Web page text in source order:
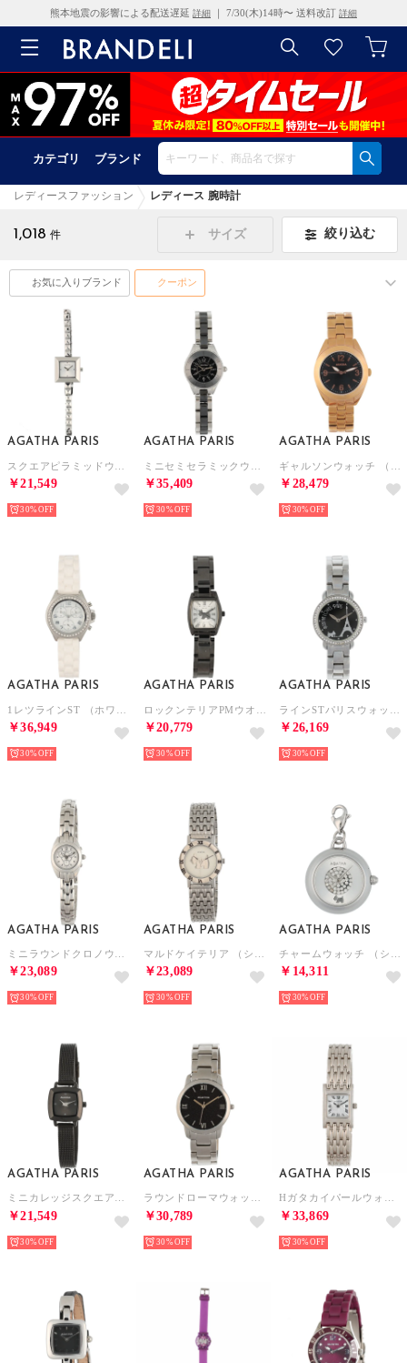
熊本地震の影響による配送遅延 詳細 ｜ 7/30(木)14時〜 送料改訂 詳細
カテゴリ ブランド
レディースファッション レディース 腕時計
1,018 件 サイズ 絞り込む
お気に入りブランド クーポン
AGATHA PARIS
￥21,549
30%
AGATHA PARIS
￥35,409
30%
AGATHA PARIS
￥28,479
30%
AGATHA PARIS
￥36,949
30%
AGATHA PARIS
￥20,779
30%
AGATHA PARIS
￥26,169
30%
AGATHA PARIS
￥23,089
30%
AGATHA PARIS
￥23,089
30%
AGATHA PARIS
￥14,311
30%
AGATHA PARIS
ミニカレッジスクエアウオッチ （ブラック）
￥21,549
30%
AGATHA PARIS
ラウンドローマウォッチ （ブラック）
￥30,789
30%
AGATHA PARIS
Hガタカイパールウォッチ （シルバー）
￥33,869
30%